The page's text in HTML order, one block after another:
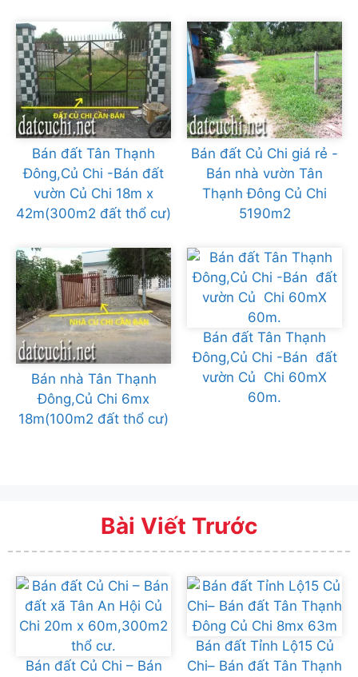
Bán đất Tân Thạnh
Đông,Củ Chi -Bán đất
vườn Củ Chi 18m x
42m(300m2 đất thổ cư)
Bán đất Củ Chi giá rẻ -
Bán nhà vườn Tân
Thạnh Đông Củ Chi
5190m2
Bán nhà Tân Thạnh
Đông,Củ Chi 6mx
18m(100m2 đất thổ cư)
Bán đất Tân Thạnh
Đông,Củ Chi -Bán đất
vườn Củ Chi 60mX
60m.
Bài Viết Trước
Bán đất Củ Chi – Bán
Bán đất Tỉnh Lộ15 Củ
Chi– Bán đất Tân Thạnh